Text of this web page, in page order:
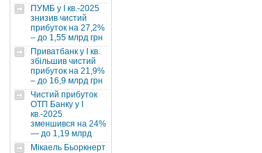
ПУМБ у I кв.-2025
знизив чистий
прибуток на 27,2%
– до 1,55 млрд грн
Приватбанк у І кв.
збільшив чистий
прибуток на 21,9%
– до 16,9 млрд грн
Чистий прибуток
ОТП Банку у І
кв.-2025
зменшився на 24%
— до 1,19 млрд
Мікаель Бьоркнерт